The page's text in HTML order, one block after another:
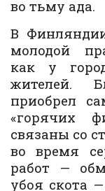
во тьму ада.
В
молодой
как у
жителей.
приобрел
«горячих
связаны со
во время
работ —
убоя скота